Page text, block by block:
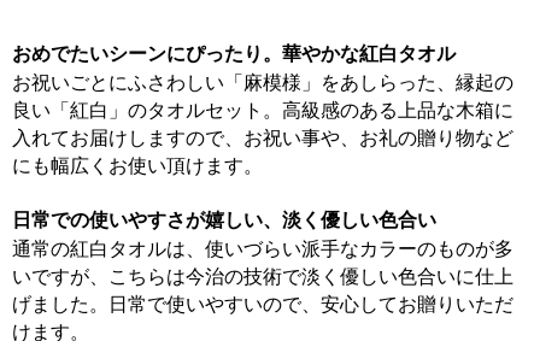
おめでたいシーンにぴったり。華やかな紅白タオル
お祝いごとにふさわしい「麻模様」をあしらった、縁起の
良い「紅白」のタオルセット。高級感のある上品な木箱に
入れてお届けしますので、お祝い事や、お礼の贈り物など
にも幅広くお使い頂けます。
日常での使いやすさが嬉しい、淡く優しい色合い
通常の紅白タオルは、使いづらい派手なカラーのものが多
いですが、こちらは今治の技術で淡く優しい色合いに仕上
げました。日常で使いやすいので、安心してお贈りいただ
けます。